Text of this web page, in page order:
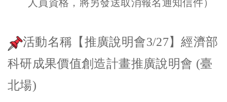
人員資格，將另發送取消報名通知信件）
活動名稱【推廣說明會3/27】經濟部
科研成果價值創造計畫推廣說明會 (臺
北場)